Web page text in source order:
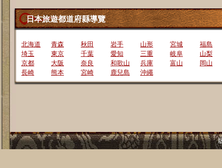
日本旅遊都道府縣導覽
北海道 青森 秋田 岩手 山形 宮城
福島
埼玉
東京 千葉 愛知 三重 岐阜
山梨
京都
大阪 奈良 和歌山 兵庫 富山
岡山
長崎
熊本 宮崎 鹿兒島 沖繩